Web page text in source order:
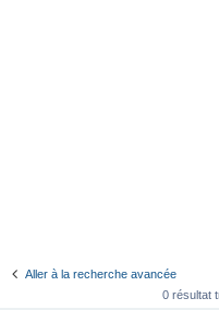
Aller à la recherche avancée
0 résultat